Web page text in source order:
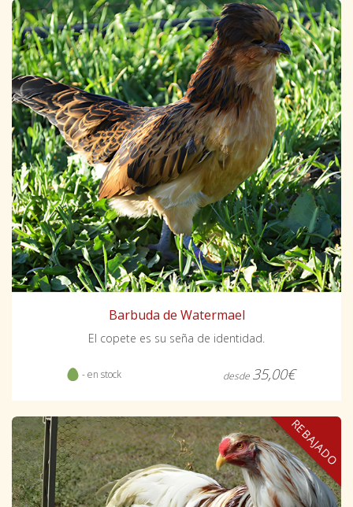
Barbuda de Watermael
El copete es su seña de identidad.
- en stock desde 35,00€
REBAJADO